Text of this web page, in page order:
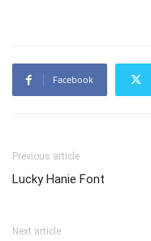
Facebook
Previous article
Lucky Hanie Font
Next article